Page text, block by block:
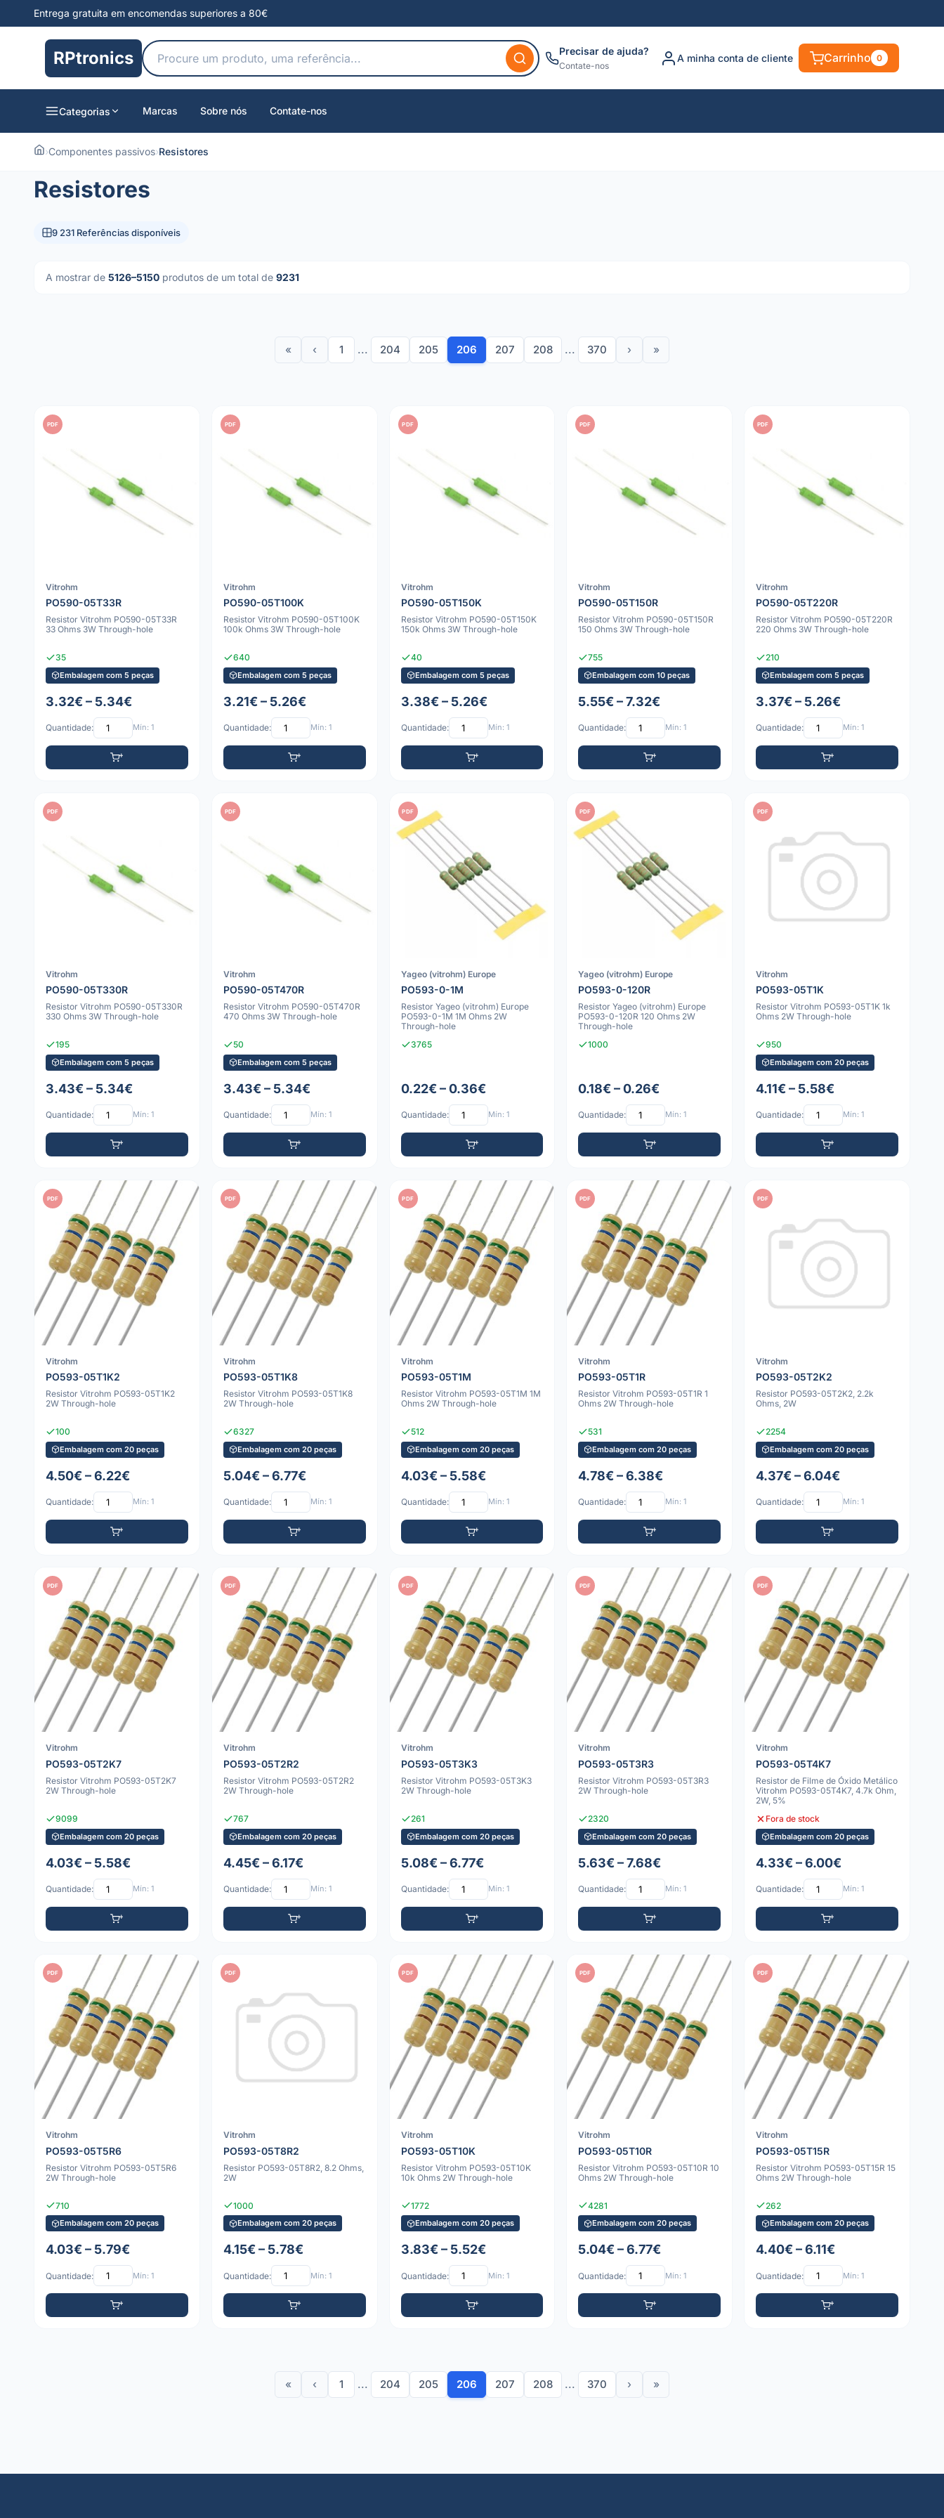
Entrega gratuita em encomendas superiores a 80€
RPtronics Precisar de ajuda?
Contate-nos
A minha conta de cliente Carrinho 0
Categorias Marcas Sobre nós Contate-nos
›Componentes passivos›Resistores
Resistores
9 231 Referências disponíveis
A mostrar de 5126–5150 produtos de um total de 9231
« ‹ 1 ... 204 205 206 207 208 ... 370 › »
PDF
Vitrohm
PO590-05T33R
Resistor Vitrohm PO590-05T33R
33 Ohms 3W Through-hole
35
Embalagem com 5 peças
3.32€ – 5.34€
Quantidade: Mín: 1
PDF
Vitrohm
PO590-05T100K
Resistor Vitrohm PO590-05T100K
100k Ohms 3W Through-hole
640
Embalagem com 5 peças
3.21€ – 5.26€
Quantidade: Mín: 1
PDF
Vitrohm
PO590-05T150K
Resistor Vitrohm PO590-05T150K
150k Ohms 3W Through-hole
40
Embalagem com 5 peças
3.38€ – 5.26€
Quantidade: Mín: 1
PDF
Vitrohm
PO590-05T150R
Resistor Vitrohm PO590-05T150R
150 Ohms 3W Through-hole
755
Embalagem com 10 peças
5.55€ – 7.32€
Quantidade: Mín: 1
PDF
Vitrohm
PO590-05T220R
Resistor Vitrohm PO590-05T220R
220 Ohms 3W Through-hole
210
Embalagem com 5 peças
3.37€ – 5.26€
Quantidade: Mín: 1
PDF
Vitrohm
PO590-05T330R
Resistor Vitrohm PO590-05T330R
330 Ohms 3W Through-hole
195
Embalagem com 5 peças
3.43€ – 5.34€
Quantidade: Mín: 1
PDF
Vitrohm
PO590-05T470R
Resistor Vitrohm PO590-05T470R
470 Ohms 3W Through-hole
50
Embalagem com 5 peças
3.43€ – 5.34€
Quantidade: Mín: 1
PDF
Yageo (vitrohm) Europe
PO593-0-1M
Resistor Yageo (vitrohm) Europe
PO593-0-1M 1M Ohms 2W
Through-hole
3765
0.22€ – 0.36€
Quantidade: Mín: 1
PDF
Yageo (vitrohm) Europe
PO593-0-120R
Resistor Yageo (vitrohm) Europe
PO593-0-120R 120 Ohms 2W
Through-hole
1000
0.18€ – 0.26€
Quantidade: Mín: 1
PDF
Vitrohm
PO593-05T1K
Resistor Vitrohm PO593-05T1K 1k
Ohms 2W Through-hole
950
Embalagem com 20 peças
4.11€ – 5.58€
Quantidade: Mín: 1
PDF
Vitrohm
PO593-05T1K2
Resistor Vitrohm PO593-05T1K2
2W Through-hole
100
Embalagem com 20 peças
4.50€ – 6.22€
Quantidade: Mín: 1
PDF
Vitrohm
PO593-05T1K8
Resistor Vitrohm PO593-05T1K8
2W Through-hole
6327
Embalagem com 20 peças
5.04€ – 6.77€
Quantidade: Mín: 1
PDF
Vitrohm
PO593-05T1M
Resistor Vitrohm PO593-05T1M 1M
Ohms 2W Through-hole
512
Embalagem com 20 peças
4.03€ – 5.58€
Quantidade: Mín: 1
PDF
Vitrohm
PO593-05T1R
Resistor Vitrohm PO593-05T1R 1
Ohms 2W Through-hole
531
Embalagem com 20 peças
4.78€ – 6.38€
Quantidade: Mín: 1
PDF
Vitrohm
PO593-05T2K2
Resistor PO593-05T2K2, 2.2k
Ohms, 2W
2254
Embalagem com 20 peças
4.37€ – 6.04€
Quantidade: Mín: 1
PDF
Vitrohm
PO593-05T2K7
Resistor Vitrohm PO593-05T2K7
2W Through-hole
9099
Embalagem com 20 peças
4.03€ – 5.58€
Quantidade: Mín: 1
PDF
Vitrohm
PO593-05T2R2
Resistor Vitrohm PO593-05T2R2
2W Through-hole
767
Embalagem com 20 peças
4.45€ – 6.17€
Quantidade: Mín: 1
PDF
Vitrohm
PO593-05T3K3
Resistor Vitrohm PO593-05T3K3
2W Through-hole
261
Embalagem com 20 peças
5.08€ – 6.77€
Quantidade: Mín: 1
PDF
Vitrohm
PO593-05T3R3
Resistor Vitrohm PO593-05T3R3
2W Through-hole
2320
Embalagem com 20 peças
5.63€ – 7.68€
Quantidade: Mín: 1
PDF
Vitrohm
PO593-05T4K7
Resistor de Filme de Óxido Metálico
Vitrohm PO593-05T4K7, 4.7k Ohm,
2W, 5%
Fora de stock
Embalagem com 20 peças
4.33€ – 6.00€
Quantidade: Mín: 1
PDF
Vitrohm
PO593-05T5R6
Resistor Vitrohm PO593-05T5R6
2W Through-hole
710
Embalagem com 20 peças
4.03€ – 5.79€
Quantidade: Mín: 1
PDF
Vitrohm
PO593-05T8R2
Resistor PO593-05T8R2, 8.2 Ohms,
2W
1000
Embalagem com 20 peças
4.15€ – 5.78€
Quantidade: Mín: 1
PDF
Vitrohm
PO593-05T10K
Resistor Vitrohm PO593-05T10K
10k Ohms 2W Through-hole
1772
Embalagem com 20 peças
3.83€ – 5.52€
Quantidade: Mín: 1
PDF
Vitrohm
PO593-05T10R
Resistor Vitrohm PO593-05T10R 10
Ohms 2W Through-hole
4281
Embalagem com 20 peças
5.04€ – 6.77€
Quantidade: Mín: 1
PDF
Vitrohm
PO593-05T15R
Resistor Vitrohm PO593-05T15R 15
Ohms 2W Through-hole
262
Embalagem com 20 peças
4.40€ – 6.11€
Quantidade: Mín: 1
« ‹ 1 ... 204 205 206 207 208 ... 370 › »